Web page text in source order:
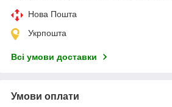
Нова Пошта
Укрпошта
Всі умови доставки
Умови оплати